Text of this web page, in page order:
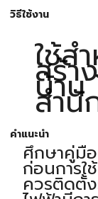
วิธีใช้งาน
ใช้ส
สร้า
บ้า
สำนั
คำแนะนำ
ศึกษาคู่มือ
ก่อนการใ
ควรติดตั้